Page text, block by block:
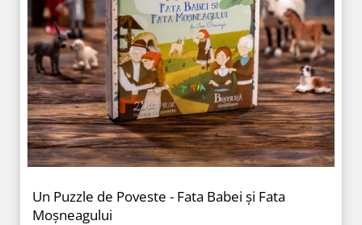
Un Puzzle de Poveste - Fata Babei și Fata
Moșneagului